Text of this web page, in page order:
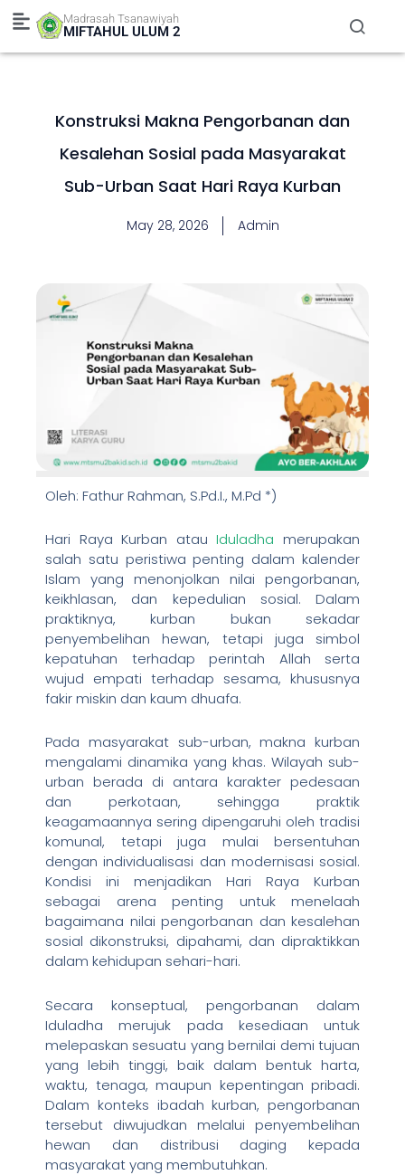
Skip
content
Madrasah Tsanawiyah
MIFTAHUL ULUM 2
Konstruksi Makna Pengorbanan dan
Kesalehan Sosial pada Masyarakat
Sub-Urban Saat Hari Raya Kurban
May 28, 2026 Admin
Oleh: Fathur Rahman, S.Pd.I., M.Pd *)
Hari Raya Kurban atauIduladha merupakan
salah satu peristiwa penting dalam kalender
Islam yang menonjolkan nilai pengorbanan,
keikhlasan, dan kepedulian sosial. Dalam
praktiknya, kurban bukan sekadar
penyembelihan hewan, tetapi juga simbol
kepatuhan terhadap perintah Allah serta
wujud empati terhadap sesama, khususnya
fakir miskin dan kaum dhuafa.
Pada masyarakat sub-urban, makna kurban
mengalami dinamika yang khas. Wilayah sub-
urban berada di antara karakter pedesaan
dan perkotaan, sehingga praktik
keagamaannya sering dipengaruhi oleh tradisi
komunal, tetapi juga mulai bersentuhan
dengan individualisasi dan modernisasi sosial.
Kondisi ini menjadikan Hari Raya Kurban
sebagai arena penting untuk menelaah
bagaimana nilai pengorbanan dan kesalehan
sosial dikonstruksi, dipahami, dan dipraktikkan
dalam kehidupan sehari-hari.
Secara konseptual, pengorbanan dalam
Iduladha merujuk pada kesediaan untuk
melepaskan sesuatu yang bernilai demi tujuan
yang lebih tinggi, baik dalam bentuk harta,
waktu, tenaga, maupun kepentingan pribadi.
Dalam konteks ibadah kurban, pengorbanan
tersebut diwujudkan melalui penyembelihan
hewan dan distribusi daging kepada
masyarakat yang membutuhkan.